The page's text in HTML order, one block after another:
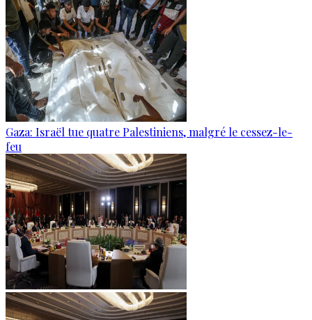
Gaza: Israël tue quatre Palestiniens, malgré le cessez-le-
feu